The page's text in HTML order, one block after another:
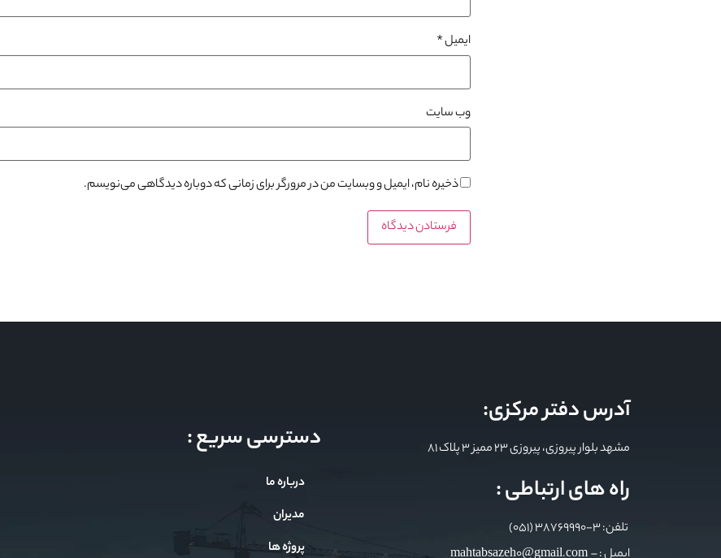
ایمیل*
وب‌ سایت
ذخیره نام، ایمیل و وبسایت من در مرورگر برای زمانی که دوباره دیدگاهی می‌نویسم.
آدرس دفتر مرکزی:
مشهد بلوار پیروزی، پیروزی 23 ممیز 3 پلاک 81
راه های ارتباطی :
تلفن: 3-38769990 (051)
دسترسی سریع :
درباره ما
مدیران
پروژه ها